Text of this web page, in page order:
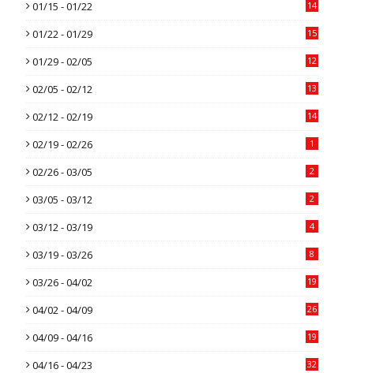
01/15 - 01/22 14
01/22 - 01/29 15
01/29 - 02/05 12
02/05 - 02/12 13
02/12 - 02/19 14
02/19 - 02/26 1
02/26 - 03/05 2
03/05 - 03/12 2
03/12 - 03/19 4
03/19 - 03/26 8
03/26 - 04/02 19
04/02 - 04/09 26
04/09 - 04/16 19
04/16 - 04/23 32